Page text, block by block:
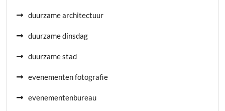
duurzame architectuur
duurzame dinsdag
duurzame stad
evenementen fotografie
evenementenbureau